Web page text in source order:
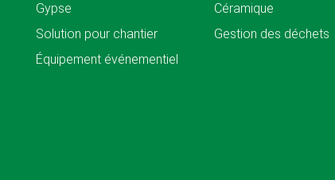
Gypse
Céramique
Solution pour chantier
Gestion des déchets
Équipement événementiel